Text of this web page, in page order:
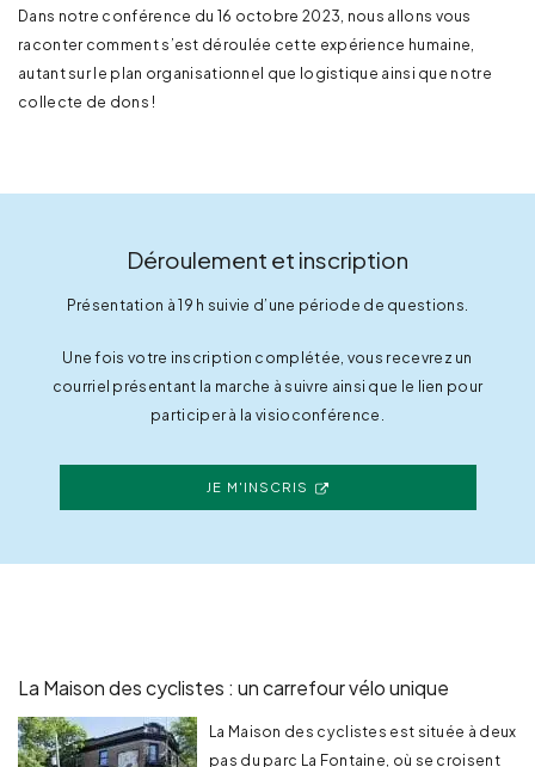
Dans notre conférence du 16 octobre 2023, nous allons vous
raconter comment s’est déroulée cette expérience humaine,
autant sur le plan organisationnel que logistique ainsi que notre
collecte de dons !
Déroulement et inscription
Présentation à 19 h suivie d’une période de questions.
Une fois votre inscription complétée, vous recevrez un
courriel présentant la marche à suivre ainsi que le lien pour
participer à la visioconférence.
JE M'INSCRIS
La Maison des cyclistes : un carrefour vélo unique
La Maison des cyclistes est située à deux
pas du parc La Fontaine, où se croisent